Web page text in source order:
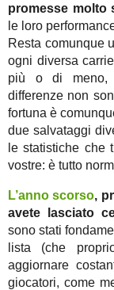
promesse molto
le loro
Resta comunque
ogni diversa
più o di meno,
differenze non
fortuna è
due salvataggi
le statistiche che
vostre: è tutto
L’anno scorso,
avete lasciato
sono stati
lista (che
aggiornare
giocatori, come